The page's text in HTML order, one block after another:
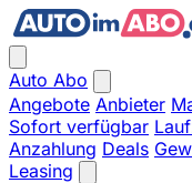
Auto Abo
Angebote Anbieter
Sofort verfügbar
Anzahlung Deals
Leasing